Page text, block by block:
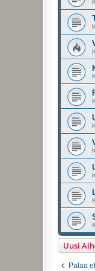
Uusi
Palaa